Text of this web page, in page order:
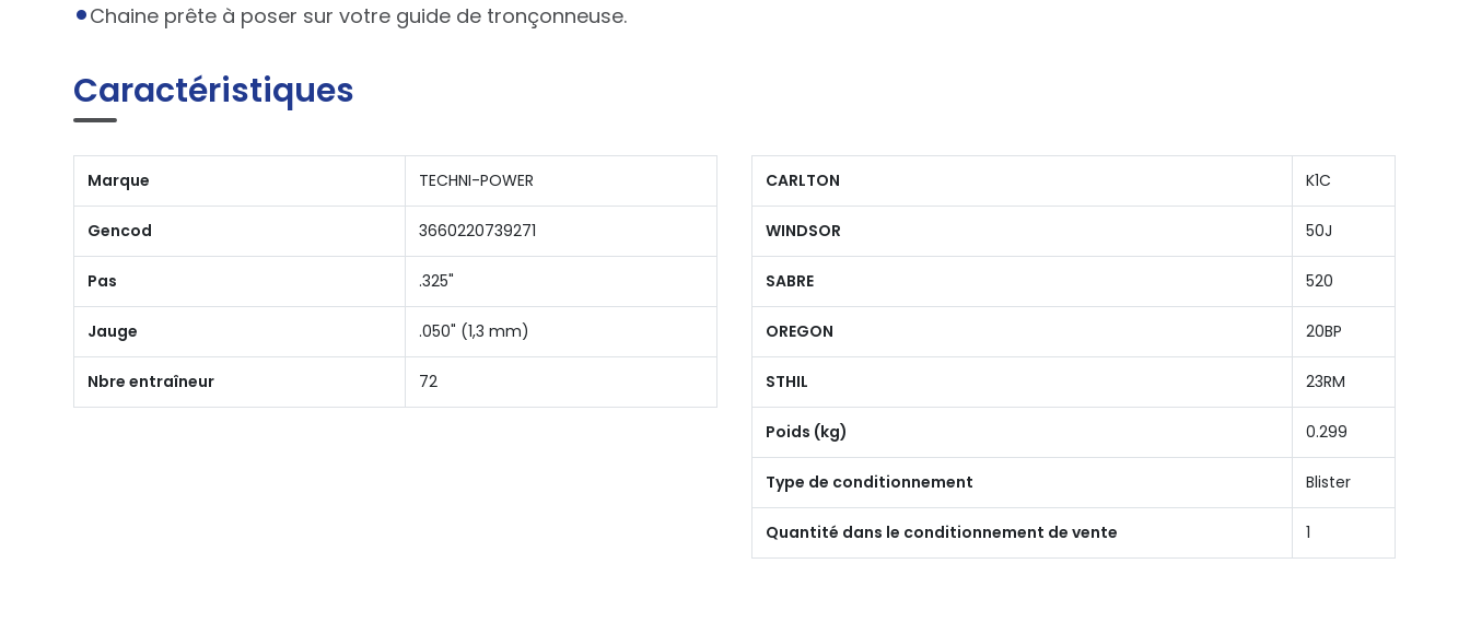
Chaine prête à poser sur votre guide de tronçonneuse.
Caractéristiques
Marque TECHNI-POWER
Gencod 3660220739271
Pas .325"
Jauge .050" (1,3 mm)
Nbre entraîneur 72
CARLTON K1C
WINDSOR 50J
SABRE 520
OREGON 20BP
STHIL 23RM
Poids (kg) 0.299
Type de conditionnement Blister
Quantité dans le conditionnement de vente 1